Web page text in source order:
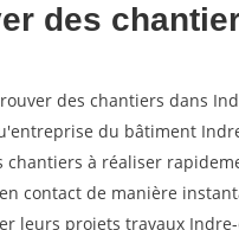
des
des chantiers dans
du bâtiment
chantiers à réaliser
contact de manière
leurs projets travaux